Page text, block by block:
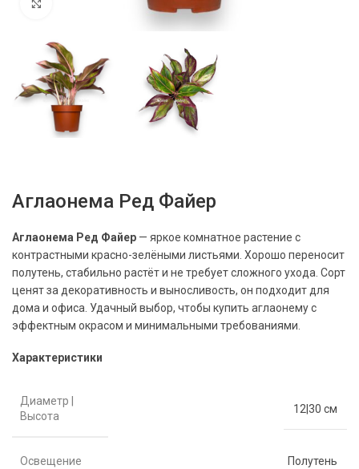
Нажмите, чтобы увеличить
Аглаонема Ред Файер
Аглаонема Ред Файер — яркое комнатное растение с
контрастными красно-зелёными листьями. Хорошо переносит
полутень, стабильно растёт и не требует сложного ухода. Сорт
ценят за декоративность и выносливость, он подходит для
дома и офиса. Удачный выбор, чтобы купить аглаонему с
эффектным окрасом и минимальными требованиями.
Характеристики
Диаметр |
Высота
12|30 см
Освещение Полутень